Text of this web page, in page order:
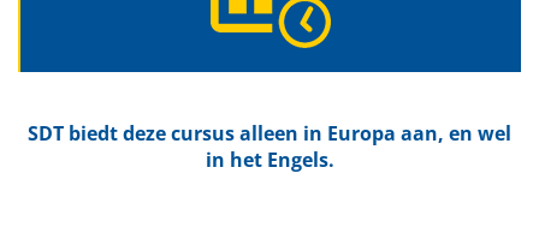
SDT biedt deze cursus alleen in Europa aan, en wel
in het Engels.